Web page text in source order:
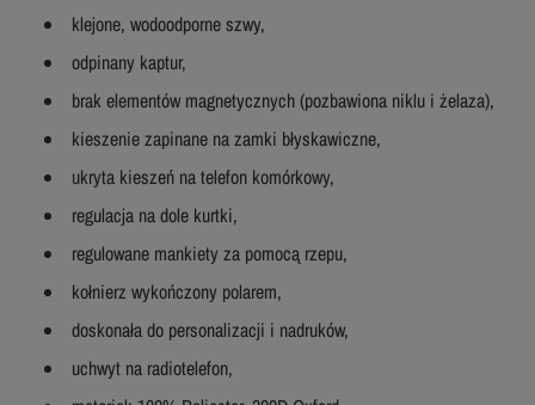
klejone, wodoodporne szwy,
odpinany kaptur,
brak elementów magnetycznych (pozbawiona niklu i żelaza),
kieszenie zapinane na zamki błyskawiczne,
ukryta kieszeń na telefon komórkowy,
regulacja na dole kurtki,
regulowane mankiety za pomocą rzepu,
kołnierz wykończony polarem,
doskonała do personalizacji i nadruków,
uchwyt na radiotelefon,